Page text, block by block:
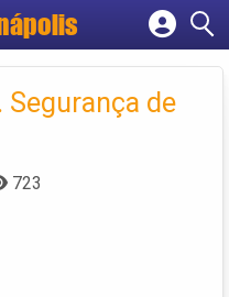
empresa
Segurança de
723